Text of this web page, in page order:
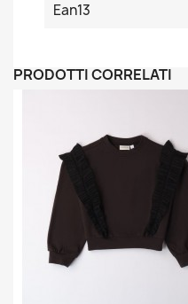
Ean13
PRODOTTI CORRELATI